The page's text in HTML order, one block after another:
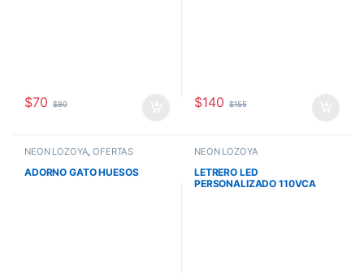
$70 $80 $140 $155
NEÓN LOZOYA,OFERTAS
ADORNO GATO HUESOS
NEÓN LOZOYA
LETRERO LED
PERSONALIZADO 110VCA